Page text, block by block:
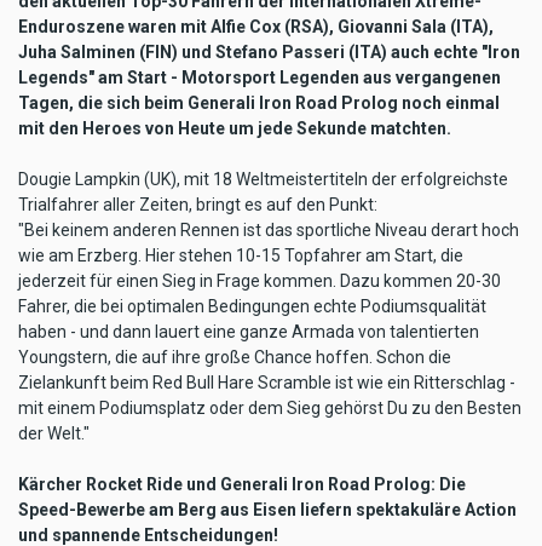
Enduroszene waren mit Alfie Cox (RSA), Giovanni Sala (ITA),
Juha Salminen (FIN) und Stefano Passeri (ITA) auch echte "Iron
Legends" am Start - Motorsport Legenden aus vergangenen
Tagen, die sich beim Generali Iron Road Prolog noch einmal
mit den Heroes von Heute um jede Sekunde matchten.
Dougie Lampkin (UK), mit 18 Weltmeistertiteln der erfolgreichste
Trialfahrer aller Zeiten, bringt es auf den Punkt:
"Bei keinem anderen Rennen ist das sportliche Niveau derart hoch
wie am Erzberg. Hier stehen 10-15 Topfahrer am Start, die
jederzeit für einen Sieg in Frage kommen. Dazu kommen 20-30
Fahrer, die bei optimalen Bedingungen echte Podiumsqualität
haben - und dann lauert eine ganze Armada von talentierten
Youngstern, die auf ihre große Chance hoffen. Schon die
Zielankunft beim Red Bull Hare Scramble ist wie ein Ritterschlag -
mit einem Podiumsplatz oder dem Sieg gehörst Du zu den Besten
der Welt."
Kärcher Rocket Ride und Generali Iron Road Prolog: Die
Speed-Bewerbe am Berg aus Eisen liefern spektakuläre Action
und spannende Entscheidungen!